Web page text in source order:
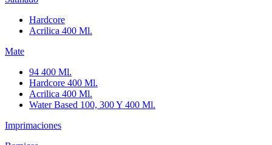
Hardcore
Acrilica 400 Ml.
Mate
94 400 Ml.
Hardcore 400 Ml.
Acrilica 400 Ml.
Water Based 100, 300 Y 400 Ml.
Imprimaciones